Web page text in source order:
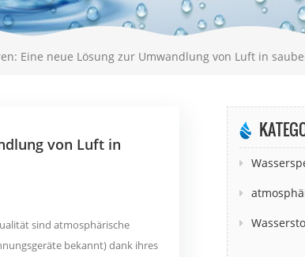
Eine neue Lösung zur Umwandlung von Luft in
von Luft in
sind atmosphärische
bekannt) dank ihres